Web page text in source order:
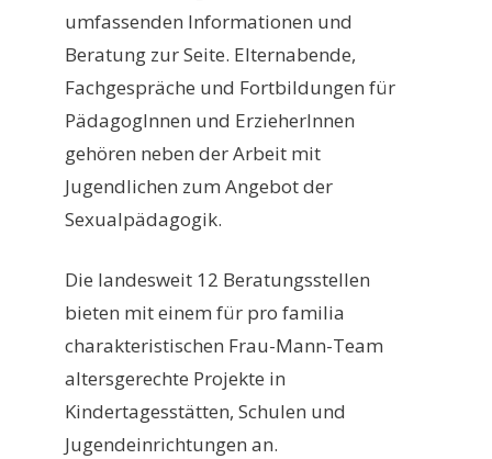
umfassenden Informationen und
Beratung zur Seite. Elternabende,
Fachgespräche und Fortbildungen für
PädagogInnen und ErzieherInnen
gehören neben der Arbeit mit
Jugendlichen zum Angebot der
Sexualpädagogik.
Die landesweit 12 Beratungsstellen
bieten mit einem für pro familia
charakteristischen Frau-Mann-Team
altersgerechte Projekte in
Kindertagesstätten, Schulen und
Jugendeinrichtungen an.